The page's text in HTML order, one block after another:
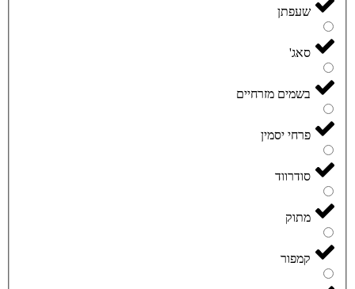
שעפתן
סאג'
בשמים מזרחיים
פרחי יסמין
סודרווד
מתוק
קמפור